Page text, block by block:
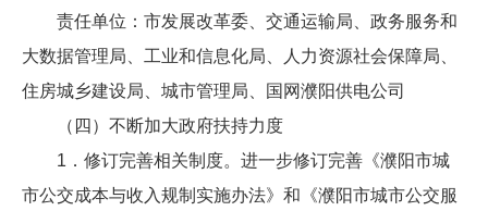
责任单位：市发展改革委、交通运输局、政务服务和
大数据管理局、工业和信息化局、人力资源社会保障局、
住房城乡建设局、城市管理局、国网濮阳供电公司
（四）不断加大政府扶持力度
1．修订完善相关制度。进一步修订完善《濮阳市城
市公交成本与收入规制实施办法》和《濮阳市城市公交服